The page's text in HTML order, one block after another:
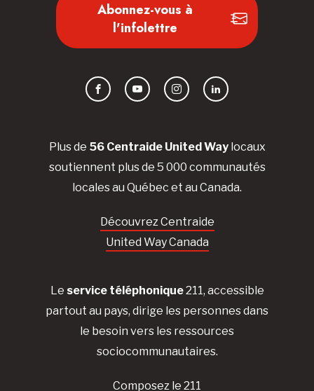
Plus de 56 Centraide United Waylocaux
soutiennent plus de 5 000 communautés
locales au Québec et au Canada.
Découvrez Centraide
United Way Canada
Le service téléphonique211, accessible
partout au pays, dirige les personnes dans
le besoin vers les ressources
sociocommunautaires.
Composez le 211
Abonnez-vous à
l'infolettre
FacebookYouTubeInstagramLinkedIn